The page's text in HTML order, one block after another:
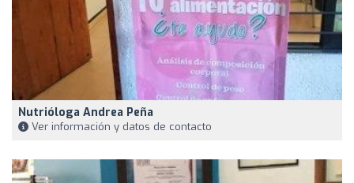
Nutrióloga Andrea Peña
Ver información y datos de contacto